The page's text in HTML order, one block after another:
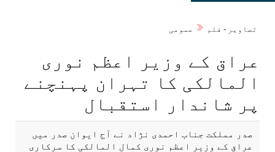
تصاوير - فلم عمومی
عراق كے وزير اعظم نوری
المالكی كا تہران پہنچنے
پر شاندار استقبال
صدر مملكت جناب احمدی نژاد نے آج ايوان صدر میں
عراق كے وزير اعظم نوری كمال المالكی كا سركاری